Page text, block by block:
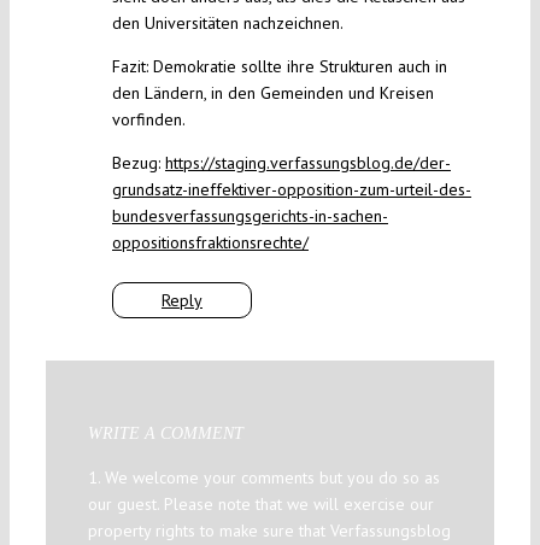
Reply
den Universitäten nachzeichnen.
Fazit: Demokratie sollte ihre Strukturen auch in
den Ländern, in den Gemeinden und Kreisen
vorfinden.
Bezug: https://staging.verfassungsblog.de/der-
grundsatz-ineffektiver-opposition-zum-urteil-des-
bundesverfassungsgerichts-in-sachen-
oppositionsfraktionsrechte/
WRITE A COMMENT
1. We welcome your comments but you do so as
our guest. Please note that we will exercise our
property rights to make sure that Verfassungsblog